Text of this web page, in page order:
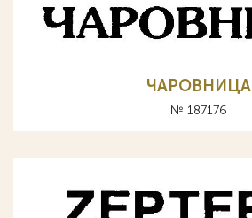
ЧАРОВНИЦА
№ 187176